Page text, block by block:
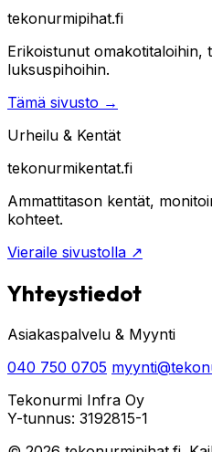
tekonurmipihat.fi
Erikoistunut omakotitaloihin,
luksuspihoihin.
Tämä sivusto →
Urheilu & Kentät
tekonurmikentat.fi
Ammattitason kentät,
kohteet.
Vieraile sivustolla ↗
Yhteystiedot
Asiakaspalvelu & Myynti
040 750 0705
Tekonurmi Infra Oy
Y-tunnus: 3192815-1